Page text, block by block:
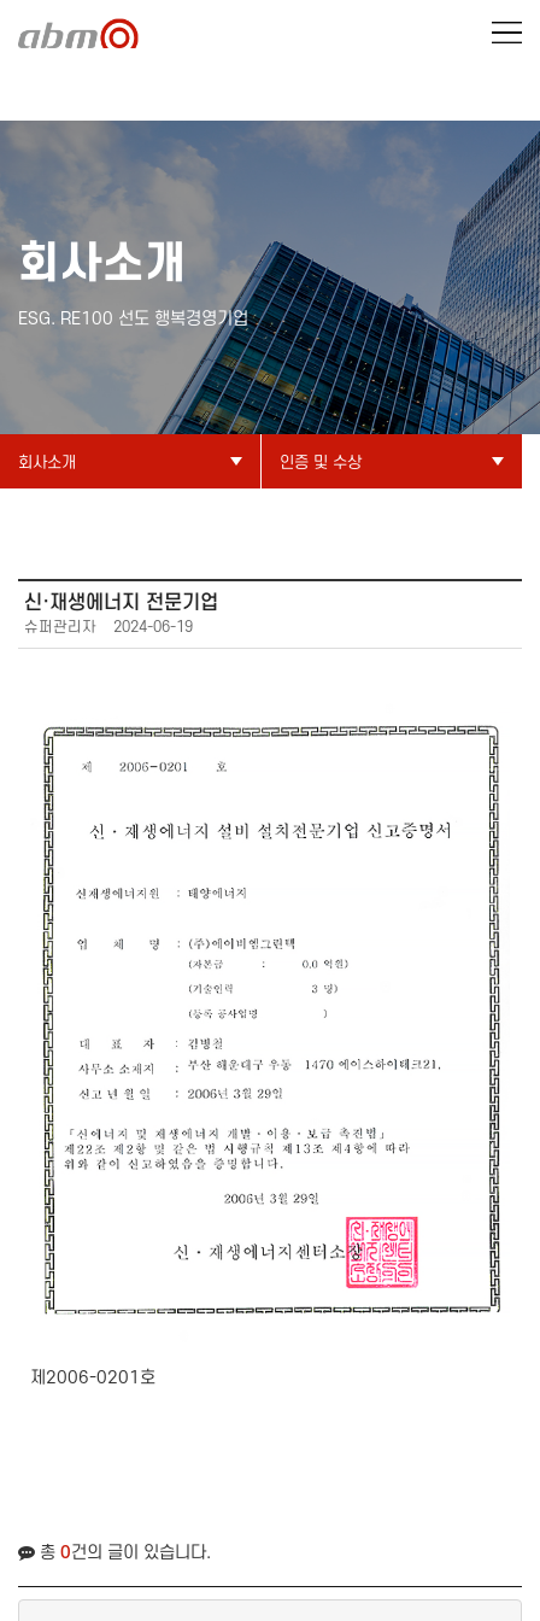
회사소개
ESG. RE100 선도 행복경영기업
회사소개 인증 및 수상
신·재생에너지 전문기업
슈퍼관리자 2024-06-19
제2006-0201호
총 0건의 글이 있습니다.